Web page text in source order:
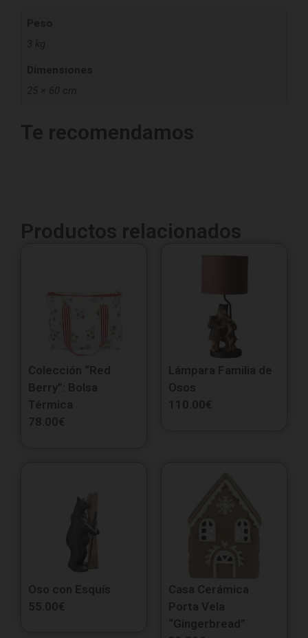
Dimensiones
25 × 60 cm
Te recomendamos
Productos relacionados
Colección “Red
Berry”: Bolsa
Térmica
78.00€
Lámpara Familia de
Osos
110.00€
Oso con Esquís
55.00€
Casa Cerámica
Porta Vela
“Gingerbread”